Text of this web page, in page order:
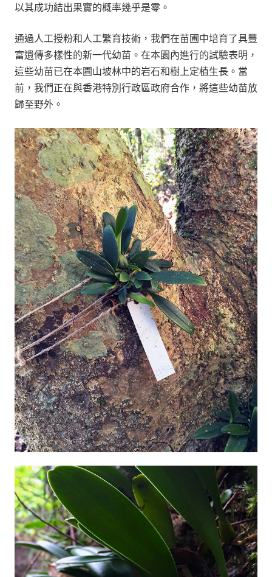
以其成功結出果實的概率幾乎是零。
通過人工授粉和人工繁育技術，我們在苗圃中培育了具豐
富遺傳多樣性的新一代幼苗。在本園內進行的試驗表明，
這些幼苗已在本園山坡林中的岩石和樹上定植生長。當
前，我們正在與香港特別行政區政府合作，將這些幼苗放
歸至野外。